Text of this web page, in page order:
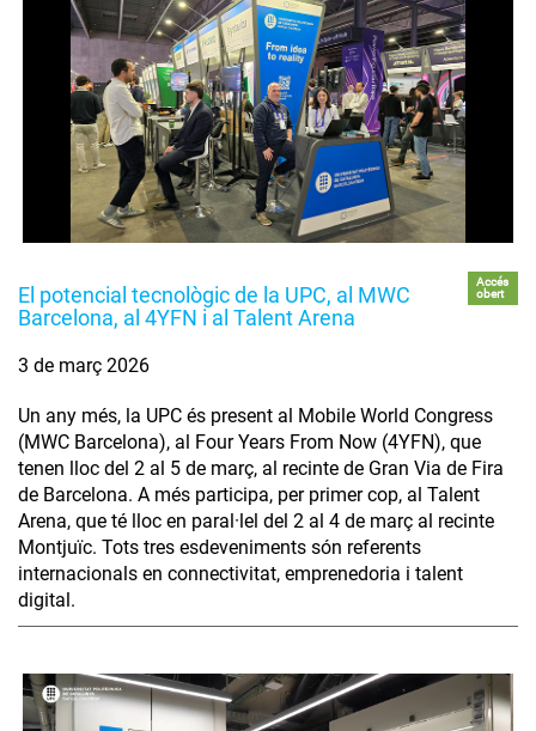
El potencial tecnològic de la UPC, al MWC
Barcelona, al 4YFN i al Talent Arena
Accés
obert
3 de març 2026
Un any més, la UPC és present al Mobile World Congress
(MWC Barcelona), al Four Years From Now (4YFN), que
tenen lloc del 2 al 5 de març, al recinte de Gran Via de Fira
de Barcelona. A més participa, per primer cop, al Talent
Arena, que té lloc en paral·lel del 2 al 4 de març al recinte
Montjuïc. Tots tres esdeveniments són referents
internacionals en connectivitat, emprenedoria i talent
digital.